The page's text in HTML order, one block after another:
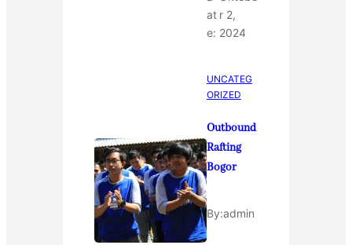
at
e:
r 2,
2024
UNCATEG
ORIZED
Outbound
Rafting
Bogor
By:admin